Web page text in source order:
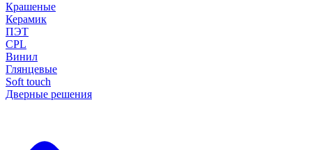
Крашеные
Керамик
ПЭТ
CPL
Винил
Глянцевые
Soft touch
Дверные решения